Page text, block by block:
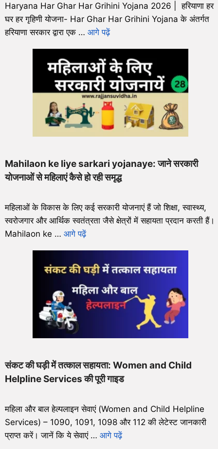
Haryana Har Ghar Har Grihini Yojana 2026 | हरियाणा हर
घर हर गृहिणी योजना- Har Ghar Har Grihini Yojana के अंतर्गत
हरियाणा सरकार द्वारा एक … आगे पढ़ें
Mahilaon ke liye sarkari yojanaye: जाने सरकारी
योजनाओं से महिलाएं कैसे हो रही समृद्ध
महिलाओं के विकास के लिए कई सरकारी योजनाएं हैं जो शिक्षा, स्वास्थ्य,
स्वरोजगार और आर्थिक स्वतंत्रता जैसे क्षेत्रों में सहायता प्रदान करती हैं।
Mahilaon ke … आगे पढ़ें
संकट की घड़ी में तत्काल सहायता: Women and Child
Helpline Services की पूरी गाइड
महिला और बाल हेल्पलाइन सेवाएं (Women and Child Helpline
Services) – 1090, 1091, 1098 और 112 की लेटेस्ट जानकारी
प्राप्त करें। जानें कि ये सेवाएं … आगे पढ़ें